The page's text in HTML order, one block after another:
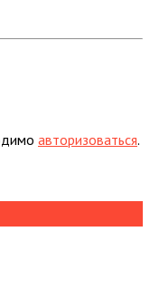
авторизоваться.